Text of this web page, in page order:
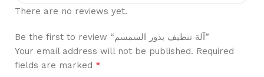
There are no reviews yet.
Be the first to review “آلة تنظيف بذور السمسم”
Your email address will not be published. Required
fields are marked *